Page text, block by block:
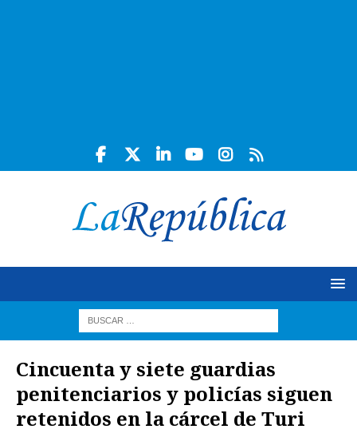
Cincuenta y siete guardias
penitenciarios y policías siguen
retenidos en la cárcel de Turi